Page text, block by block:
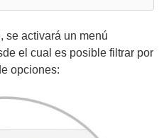
se activará un menú
el cual es posible filtrar por
opciones: